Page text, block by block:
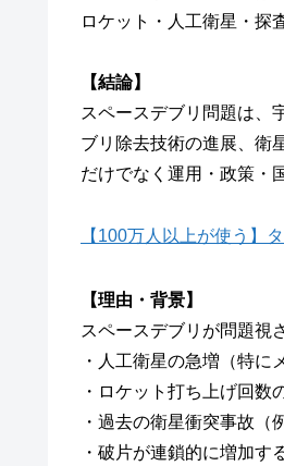
ロケット・人工衛星・探
【結論】
スペースデブリ問題は、
ブリ除去技術の進展、衛
だけでなく運用・政策・
【100万人以上が使う】
【理由・背景】
スペースデブリが問題視
・人工衛星の急増（特に
・ロケット打ち上げ回数
・過去の衛星衝突事故（
・破片が連鎖的に増加す